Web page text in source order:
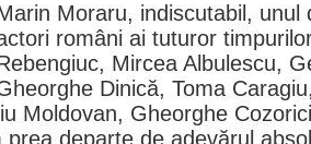
Moraru, indiscutabil, unul
români ai tuturor
, Mircea Albulescu,
Dinică, Toma Caragiu
Moldovan, Gheorghe Cozorici
prea departe de adevărul